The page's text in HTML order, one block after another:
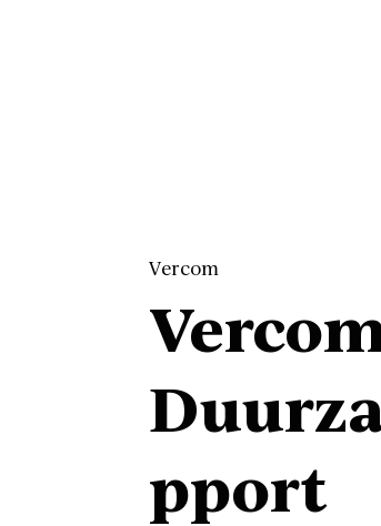
Vercom
pport